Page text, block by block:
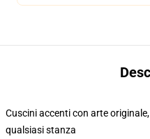
Cuscini accenti con arte
qualsiasi stanza